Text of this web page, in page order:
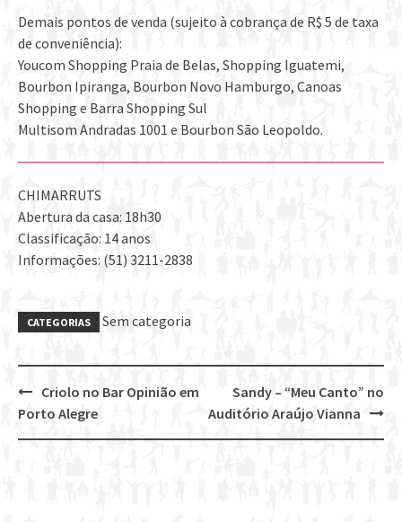
Demais pontos de venda (sujeito à cobrança de R$ 5 de taxa
de conveniência):
Youcom Shopping Praia de Belas, Shopping Iguatemi,
Bourbon Ipiranga, Bourbon Novo Hamburgo, Canoas
Shopping e Barra Shopping Sul
Multisom Andradas 1001 e Bourbon São Leopoldo.
CHIMARRUTS
Abertura da casa: 18h30
Classificação: 14 anos
Informações: (51) 3211-2838
CATEGORIAS Sem categoria
Post
navigation
Sandy – “Meu Canto” no
Auditório Araújo Vianna
Criolo no Bar Opinião em
Porto Alegre